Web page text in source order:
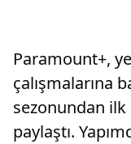
Paramount+,
çalışmalarına
sezonundan
paylaştı.